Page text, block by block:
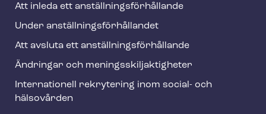
Att inleda ett an­ställ­nings­för­hål­lan­de
Under an­ställ­nings­för­hål­lan­det
Att avsluta ett an­ställ­nings­för­hål­lan­de
Ändringar och me­nings­skilj­ak­tig­he­ter
Internationell rekrytering inom social- och
hälsovården